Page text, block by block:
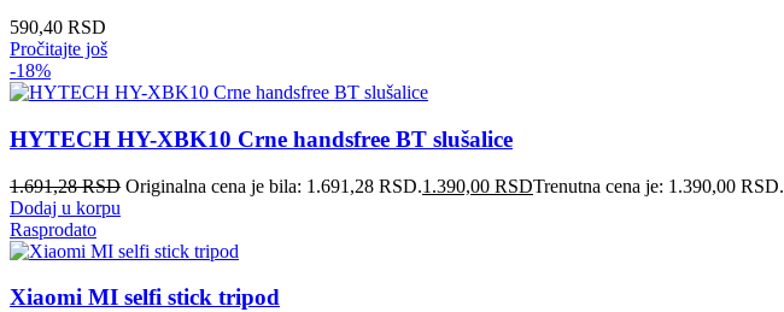
590,40 RSD
Pročitajte još
-18%
HYTECH HY-XBK10 Crne handsfree BT slušalice
1.691,28RSD Originalna cena je bila: 1.691,28 RSD.1.390,00 RSDTrenutna cena je: 1.390,00 RSD.
Dodaj u korpu
Rasprodato
Xiaomi MI selfi stick tripod